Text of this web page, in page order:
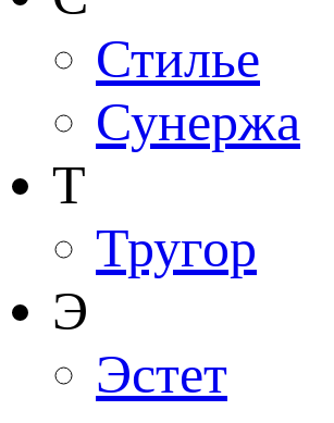
Стилье
Сунержа
Т
Тругор
Э
Эстет